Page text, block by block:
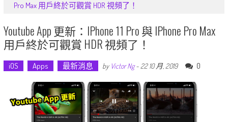
Pro Max 用戶終於可觀賞 HDR 視頻了！
Youtube App 更新：iPhone 11 Pro 與 IPhone Pro Max
用戶終於可觀賞 HDR 視頻了！
iOS Apps 最新消息 by Victor Ng- 22 10 月, 2019 0